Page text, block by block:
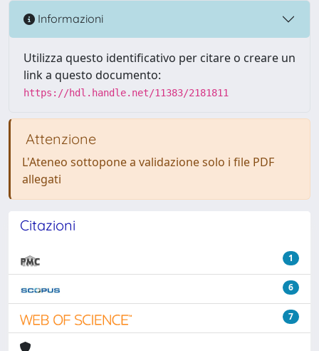
Informazioni
Utilizza questo identificativo per citare o creare un
link a questo documento:
https://hdl.handle.net/11383/2181811
Attenzione
L'Ateneo sottopone a validazione solo i file PDF
allegati
Citazioni
1
6
7